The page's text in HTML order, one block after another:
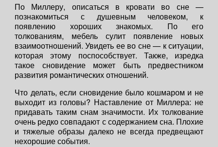
По Миллеру, описаться в кровати во сне —
познакомиться с душевным человеком, к
появлению хороших знакомых. По его
толкованиям, мебель сулит появление новых
взаимоотношений. Увидеть ее во сне — к ситуации,
которая этому поспособствует. Также, изредка
такое сновидение может быть предвестником
развития романтических отношений.
Что делать, если сновидение было кошмаром и не
выходит из головы? Наставление от Миллера: не
придавать таким снам значимости. Их толкование
очень редко совпадают с содержанием сна. Плохие
и тяжелые образы далеко не всегда предвещают
нехорошие события.